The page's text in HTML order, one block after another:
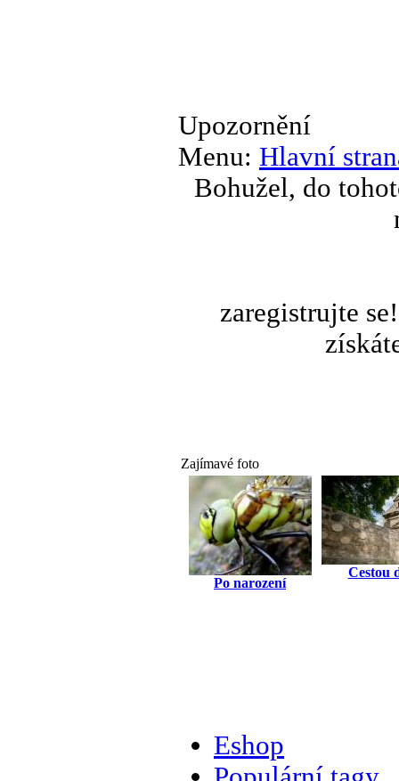
Upozornění
Menu: Hlavní
Bohužel, do
zaregistrujte
Zajímavé foto
Po narození
Cestou
Eshop